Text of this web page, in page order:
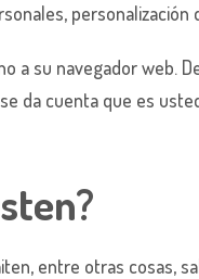
personalización
a su navegador
da cuenta que es
entre otras cosas,